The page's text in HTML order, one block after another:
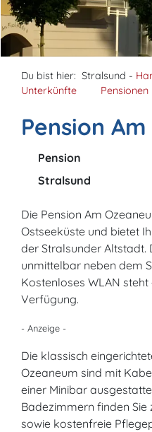
Du bist hier: Stralsund -
Unterkünfte
Pensionen
Pension
Pension
Stralsund
Die Pension Am
Ostseeküste und bietet
der Stralsunder Altstadt.
unmittelbar neben dem
Kostenloses WLAN
Verfügung.
- Anzeige -
Die klassisch
Ozeaneum sind mit
einer Minibar
Badezimmern finden
sowie kostenfreie